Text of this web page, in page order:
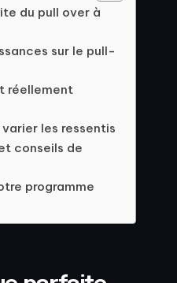
du pull over à
sur le pull-
réellement
les ressentis
conseils de
programme